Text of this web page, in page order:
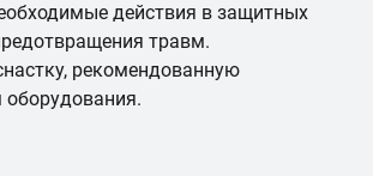
действия в защитных
травм.
рекомендованную
оборудования.